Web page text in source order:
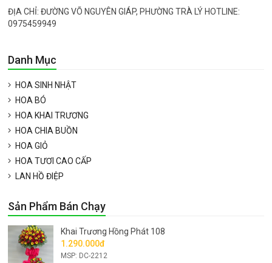
ĐỊA CHỈ: ĐƯỜNG VÕ NGUYÊN GIÁP, PHƯỜNG TRÀ LÝ HOTLINE:
0975459949
Danh Mục
HOA SINH NHẬT
HOA BÓ
HOA KHAI TRƯƠNG
HOA CHIA BUỒN
HOA GIỎ
HOA TƯƠI CAO CẤP
LAN HỒ ĐIỆP
Sản Phẩm Bán Chạy
Khai Trương Hồng Phát 108
1.290.000đ
MSP: DC-2212